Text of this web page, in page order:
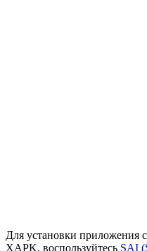
Для установки приложения
XAPK, воспользуйтесь SAI